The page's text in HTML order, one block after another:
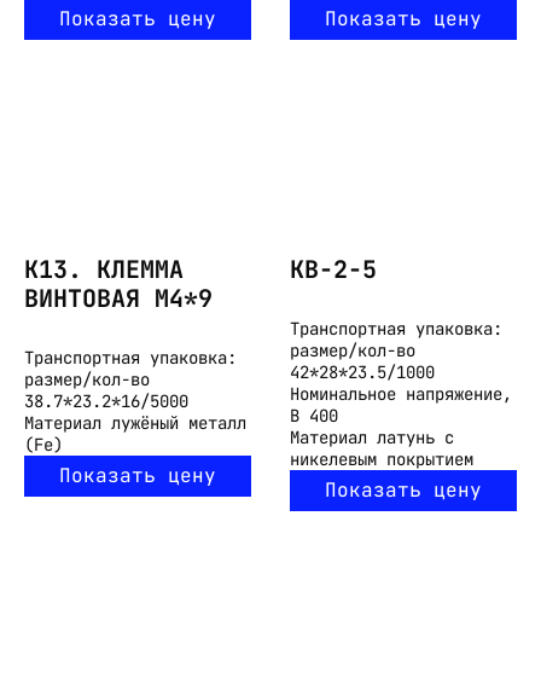
Показать цену Показать цену
K13. КЛЕММА
ВИНТОВАЯ M4*9
Транспортная упаковка:
размер/кол-во
38.7*23.2*16/5000
Материал лужёный металл
(Fe)
Показать цену
КВ-2-5
Транспортная упаковка:
размер/кол-во
42*28*23.5/1000
Номинальное напряжение,
В 400
Материал латунь с
никелевым покрытием
Показать цену